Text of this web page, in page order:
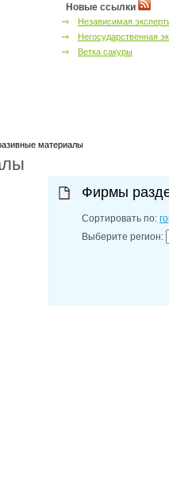
Новые ссылки
Независимая
Негосударственная
Ветка сакуры
материалы
Фирмы
Сортировать по:
Выберите регион: